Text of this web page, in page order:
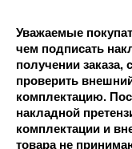
Уважаемые
чем подписать
получении заказа,
проверить
комплектацию.
накладной
комплектации и
товара не